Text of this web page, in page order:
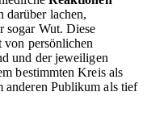
darüber lachen,
sogar Wut. Diese
von persönlichen
und der jeweiligen
bestimmten Kreis als
anderen Publikum als tief